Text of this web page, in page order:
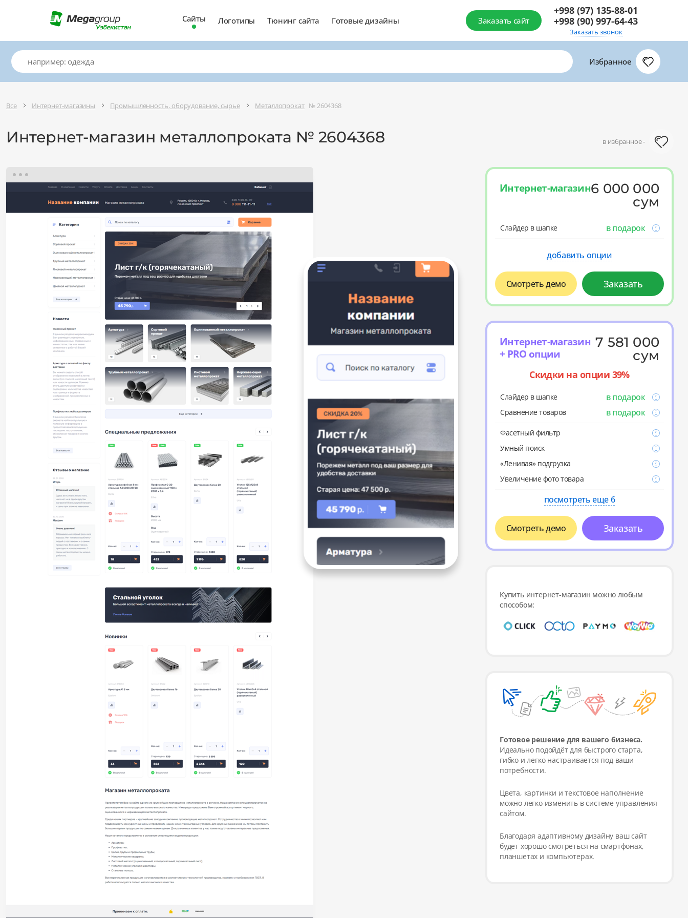
Сайты Логотипы Тюнинг сайта Готовые дизайны Заказать сайт
+998 (97) 135-88-01
+998 (90) 997-64-43
Заказать звонок
Избранное
Все Интернет-магазины Промышленность, оборудование, сырье Металлопрокат № 2604368
Интернет-магазин металлопроката № 2604368 в избранное -
Интернет-магазин6 000 000
сум
Слайдер в шапке в подарок
добавить опции
Смотреть демо Заказать
Интернет-магазин
+ PRO опции
7 581 000
сум
Скидки на опции 39%
Слайдер в шапке в подарок
Cравнение товаров в подарок
Фасетный фильтр
Умный поиск
«Ленивая» подгрузка
Увеличение фото товара
посмотреть еще 6
Смотреть демо Заказать
Купить интернет-магазин можно любым
способом:
Готовое решение для вашего бизнеса.
Идеально подойдёт для быстрого старта,
гибко и легко настраивается под ваши
потребности.
Цвета, картинки и текстовое наполнение
можно легко изменить в системе управления
сайтом.
Благодаря адаптивному дизайну ваш сайт
будет хорошо смотреться на смартфонах,
планшетах и компьютерах.